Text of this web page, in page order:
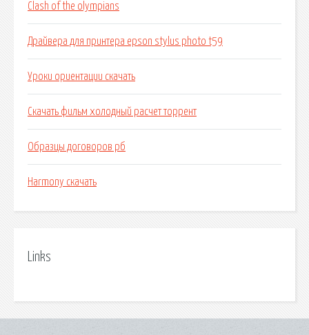
Clash of the olympians
Драйвера для принтера epson stylus photo t59
Уроки ориентации скачать
Скачать фильм холодный расчет торрент
Образцы договоров рб
Harmony скачать
Links